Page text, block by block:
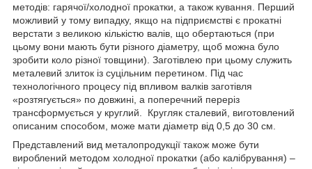
методів: гарячої/холодної прокатки, а також кування. Перший
можливий у тому випадку, якщо на підприємстві є прокатні
верстати з великою кількістю валів, що обертаються (при
цьому вони мають бути різного діаметру, щоб можна було
зробити коло різної товщини). Заготівлею при цьому служить
металевий злиток із суцільним перетином. Під час
технологічного процесу під впливом валків заготівля
«розтягується» по довжині, а поперечний переріз
трансформується у круглий. Кругляк сталевий, виготовлений
описаним способом, може мати діаметр від 0,5 до 30 см.
Представлений вид металопродукції також може бути
вироблений методом холодної прокатки (або калібрування) –